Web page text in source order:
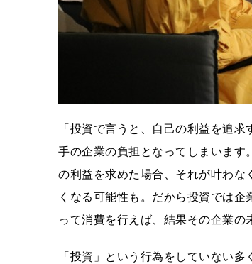
「投資で言うと、自己の利益を追
手の企業の負担となってしまいます
の利益を求めた場合、それが叶わな
くなる可能性も。だから投資では
って消費を行えば、結果その企業の
「投資」という行為をしていない